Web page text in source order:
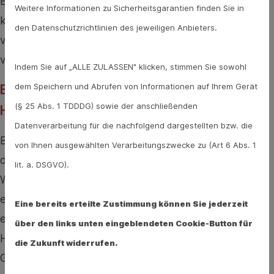
könne die Acetylsalicylsäure, die die Verklumpung
verhindert, so auch Herzinfarkte und Schlaganfälle
verhindern.
Besonders wirksam bei Patienten nach
Herzinfarkt oder Schlaganfall
Belegt ist diese Wirkung durch Studien bei Patienten,
die bereits einen Schlaganfall oder Herzinfarkt hatten.
Wenn sie danach täglich eine Dosis von 100 mg ASS
erhalten haben, verringerte sich das Risiko, dass sich
erneut ein Blutgerinnsel bildet. Wer nach einem
Herzinfarkt einen Stent - ein Metallgitter, dass das
Gefäß geöffnet hält - eingesetzt bekommen hat, sollte,
Weitere Informationen zu Sicherheitsgarantien finden Sie in
den Datenschutzrichtlinien des jeweiligen Anbieters.
Indem Sie auf „ALLE ZULASSEN" klicken, stimmen Sie sowohl
dem Speichern und Abrufen von Informationen auf Ihrem Gerät
(§ 25 Abs. 1 TDDDG) sowie der anschließenden
Datenverarbeitung für die nachfolgend dargestellten bzw. die
von Ihnen ausgewählten Verarbeitungszwecke zu (Art 6 Abs. 1
lit. a. DSGVO).
Eine bereits erteilte Zustimmung können Sie jederzeit
über den links unten eingeblendeten Cookie-Button für
die Zukunft widerrufen.